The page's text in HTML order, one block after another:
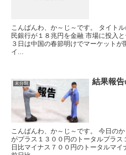
こんばんわ、か～じ～です。 タイト
民銀行が１８兆円を金融 市場に投入
３日は中国の春節明けでマーケット
イ...
未分類 結果報
こんばんわ、か～じ～です。 今日の
がプラス１３００円のトータルプラ
日比マイナス７００円のトータルマ